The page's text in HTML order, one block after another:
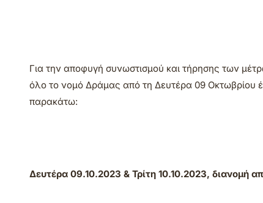
Για την αποφυγή συνωστισμού και τήρησης των
όλο το νομό Δράμας από τη Δευτέρα 09 Οκτωβρίου
παρακάτω:
Δευτέρα 09.10.2023 & Τρίτη 10.10.2023,